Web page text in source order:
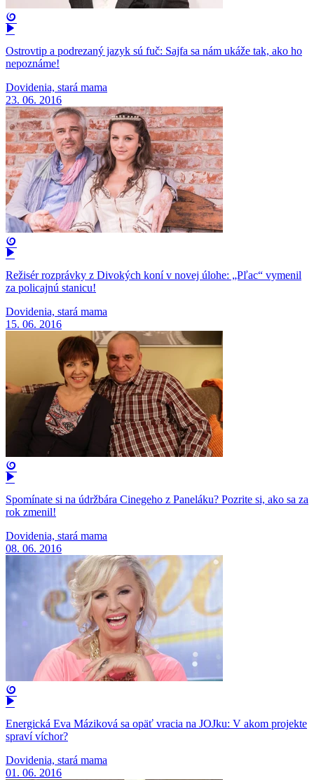
Ostrovtip a podrezaný jazyk sú fuč: Sajfa sa nám ukáže tak, ako ho
nepoznáme!
Dovidenia, stará mama
23. 06. 2016
Režisér rozprávky z Divokých koní v novej úlohe: „Pľac“ vymenil
za policajnú stanicu!
Dovidenia, stará mama
15. 06. 2016
Spomínate si na údržbára Cinegeho z Paneláku? Pozrite si, ako sa za
rok zmenil!
Dovidenia, stará mama
08. 06. 2016
Energická Eva Máziková sa opäť vracia na JOJku: V akom projekte
spraví víchor?
Dovidenia, stará mama
01. 06. 2016